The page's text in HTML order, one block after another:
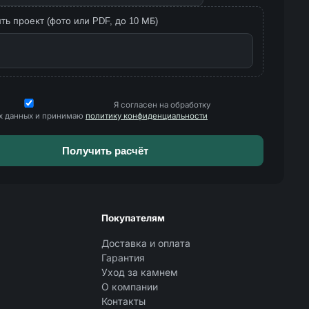
проект (фото или PDF, до 10 МБ)
Я согласен на обработку
данных и принимаю политику конфиденциальности
Покупателям
Доставка и оплата
Гарантия
Уход за камнем
О компании
Контакты